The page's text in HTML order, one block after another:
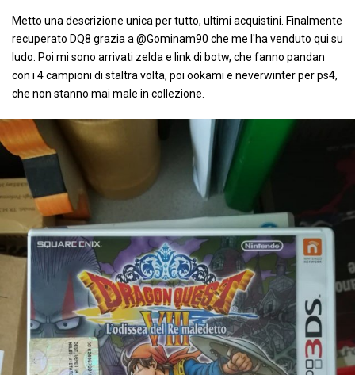
Metto una descrizione unica per tutto, ultimi acquistini. Finalmente
recuperato DQ8 grazia a @Gominam90 che me l'ha venduto qui su
ludo. Poi mi sono arrivati zelda e link di botw, che fanno pandan
con i 4 campioni di staltra volta, poi ookami e neverwinter per ps4,
che non stanno mai male in collezione.